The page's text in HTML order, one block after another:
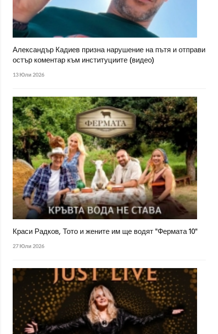
Александър Кадиев призна нарушение на пътя и отправи
остър коментар към институциите (видео)
13 Юли 2026
Краси Радков, Тото и жените им ще водят "Фермата 10"
27 Юли 2026